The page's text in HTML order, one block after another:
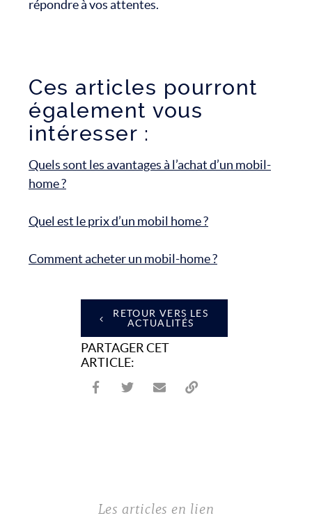
répondre à vos attentes.
Ces articles pourront
également vous
intéresser :
Quels sont les avantages à l’achat d’un mobil-
home ?
Quel est le prix d’un mobil home ?
Comment acheter un mobil-home ?
RETOUR VERS LES
ACTUALITÉS
PARTAGER CET
ARTICLE:
Les articles en lien